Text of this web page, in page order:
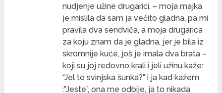
nudjenje užine drugarici, – moja majka
je mislila da sam ja večito gladna, pa mi
pravila dva sendviča, a moja drugarica
za koju znam da je gladna, jer je bila iz
skromnije kuće, još je imala dva brata –
koji su joj redovno krali i jeli užinu kaže:
“Jel to svinjska šunka?” i ja kad kažem
:”Jeste”, ona me odbije, ja to nikada